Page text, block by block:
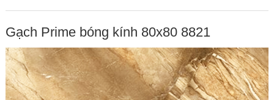
Gạch Prime bóng kính 80x80 8821